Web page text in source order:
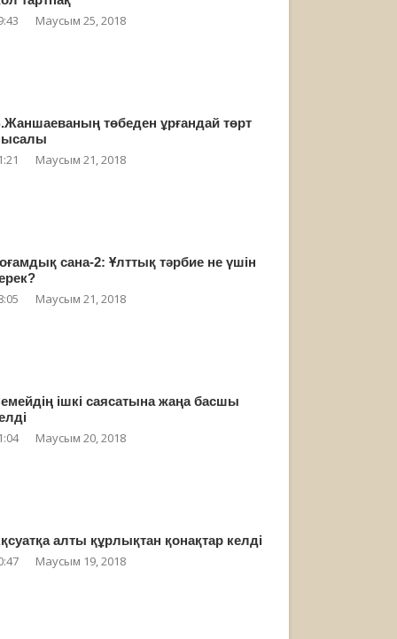
Маусым 25, 2018
төбеден ұрғандай төрт
Маусым 21, 2018
сана-2: Ұлттық тәрбие не үшін
Маусым 21, 2018
ішкі саясатына жаңа басшы
Маусым 20, 2018
алты құрлықтан қонақтар келді
Маусым 19, 2018